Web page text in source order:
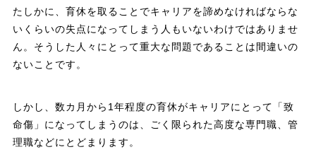
たしかに、育休を取ることでキャリアを諦めなければならな
いくらいの失点になってしまう人もいないわけではありませ
ん。そうした人々にとって重大な問題であることは間違いの
ないことです。
しかし、数カ月から1年程度の育休がキャリアにとって「致
命傷」になってしまうのは、ごく限られた高度な専門職、管
理職などにとどまります。